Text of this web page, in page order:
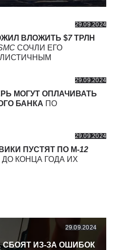
29.09.2024
ВЛОЖИТЬ $7ТРЛН
СОЧЛИ ЕГО
29.09.2024
МОГУТ ОПЛАЧИВАТЬ
БАНКА ПО
29.09.2024
ПУСТЯТ ПО М-12
ДО КОНЦА ГОДА ИХ
29.09.2024
СБОЯТ ИЗ-ЗА ОШИБОК